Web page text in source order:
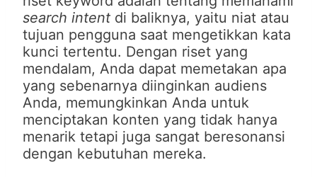
search intent di baliknya, yaitu niat atau
tujuan pengguna saat mengetikkan kata
kunci tertentu. Dengan riset yang
mendalam, Anda dapat memetakan apa
yang sebenarnya diinginkan audiens
Anda, memungkinkan Anda untuk
menciptakan konten yang tidak hanya
menarik tetapi juga sangat beresonansi
dengan kebutuhan mereka.